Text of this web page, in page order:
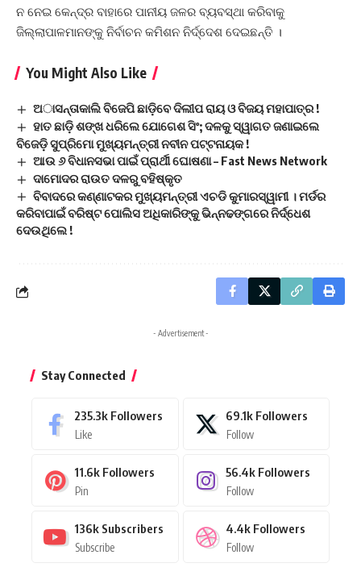
ନ ନେଇ କେନ୍ଦ୍ର ବାହାରେ ପାନୀୟ ଜଳର ବ୍ୟବସ୍ଥା କରିବାକୁ
ଜିଲ୍ଲାପାଳମାନଙ୍କୁ ନିର୍ବାଚନ କମିଶନ ନିର୍ଦ୍ଦେଶ ଦେଇଛନ୍ତି ।
You Might Also Like
ଅାସନ୍ତାକାଲି ବିଜେପି ଛାଡ଼ିବେ ଦିଲୀପ ରାୟ ଓ ବିଜୟ ମହାପାତ୍ର !
ହାତ ଛାଡ଼ି ଶଙ୍ଖ ଧରିଲେ ଯୋଗେଶ ସିଂ; ଦଳକୁ ସ୍ୱାଗତ ଜଣାଇଲେ
ବିଜେଡ଼ି ସୁପ୍ରିମୋ ମୁଖ୍ୟମନ୍ତ୍ରୀ ନବୀନ ପଟ୍ଟନାୟକ !
ଆଉ ୬ ବିଧାନସଭା ପାଇଁ ପ୍ରାର୍ଥୀ ଘୋଷଣା – Fast News Network
ଦାମୋଦର ରାଉତ ଦଳରୁ ବହିଷ୍କୃତ
ବିବାଦରେ କଣ୍ଣାଟକର ମୁଖ୍ୟମନ୍ତ୍ରୀ ଏଚଡି କୁମାରସ୍ୱାମୀ । ମର୍ଡର
କରିବାପାଇଁ ବରିଷ୍ଟ ପୋଲିସ ଅଧିକାରିଙ୍କୁ ଭିନ୍ନଢଙ୍ଗରେ ନିର୍ଦ୍ଧେଶ
ଦେଉଥିଲେ !
- Advertisement -
Stay Connected
235.3k Followers
Like
69.1k Followers
Follow
11.6k Followers
Pin
56.4k Followers
Follow
136k Subscribers
Subscribe
4.4k Followers
Follow